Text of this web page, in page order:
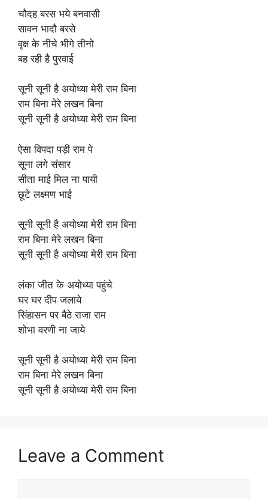
चौदह बरस भये बनवासी
सावन भादौ बरसे
वृक्ष के नीचे भीगे तीनो
बह रही है पुरवाई
सूनी सूनी है अयोध्या मेरी राम बिना
राम बिना मेरे लखन बिना
सूनी सूनी है अयोध्या मेरी राम बिना
ऐसा विपदा पड़ी राम पे
सूना लगे संसार
सीता माई मिल ना पायी
छूटे लक्ष्मण भाई
सूनी सूनी है अयोध्या मेरी राम बिना
राम बिना मेरे लखन बिना
सूनी सूनी है अयोध्या मेरी राम बिना
लंका जीत के अयोध्या पहुंचे
घर घर दीप जलाये
सिंहासन पर बैठे राजा राम
शोभा वरणी ना जाये
सूनी सूनी है अयोध्या मेरी राम बिना
राम बिना मेरे लखन बिना
सूनी सूनी है अयोध्या मेरी राम बिना
Leave a Comment